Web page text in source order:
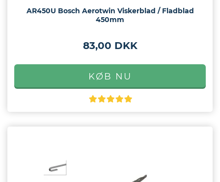
AR450U Bosch Aerotwin Viskerblad / Fladblad
450mm
83,00 DKK